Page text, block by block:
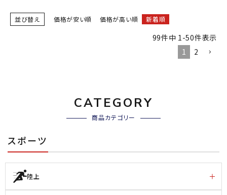
並び替え 価格が安い順 価格が高い順 新着順
99件中 1 -50件表示
1
2
CATEGORY
商品カテゴリー
スポーツ
陸上